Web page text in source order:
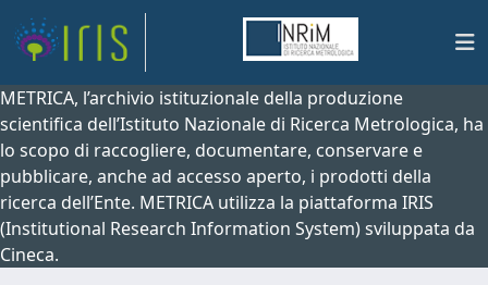
METRICA, l’archivio istituzionale della produzione
scientifica dell’Istituto Nazionale di Ricerca Metrologica, ha
lo scopo di raccogliere, documentare, conservare e
pubblicare, anche ad accesso aperto, i prodotti della
ricerca dell’Ente. METRICA utilizza la piattaforma IRIS
(Institutional Research Information System) sviluppata da
Cineca.